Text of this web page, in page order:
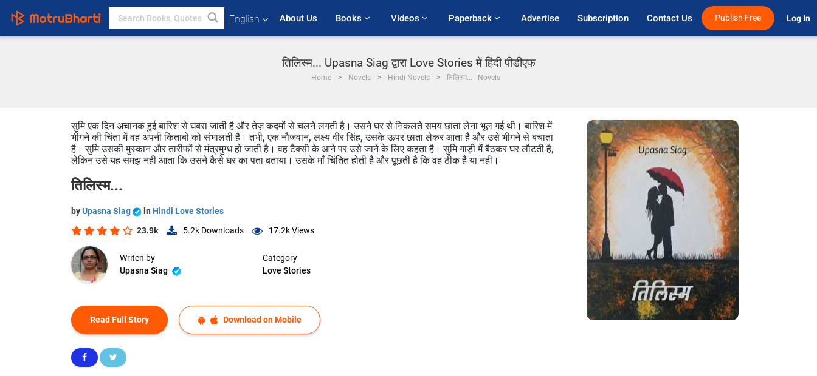
English About Us Books Videos Paperback Advertise Subscription Contact Us Publish Free Log In
तिलिस्म... Upasna Siag द्वारा Love Stories में हिंदी पीडीएफ
Home Novels Hindi Novels तिलिस्म... - Novels
सुमि एक दिन अचानक हुई बारिश से घबरा जाती है और तेज़ कदमों से चलने लगती है। उसने घर से निकलते समय छाता लेना भूल गई थी। बारिश में
भीगने की चिंता में वह अपनी किताबों को संभालती है। तभी, एक नौजवान, लक्ष्य वीर सिंह, उसके ऊपर छाता लेकर आता है और उसे भीगने से बचाता
है। सुमि उसकी मुस्कान और तारीफों से मंत्रमुग्ध हो जाती है। वह टैक्सी के आने पर उसे जाने के लिए कहता है। सुमि गाड़ी में बैठकर घर लौटती है,
लेकिन उसे यह समझ नहीं आता कि उसने कैसे घर का पता बताया। उसके माँ चिंतित होती है और पूछती है कि वह ठीक है या नहीं।
तिलिस्म...
byUpasna Siag in Hindi Love Stories
23.9k 5.2k Downloads 17.2kViews
Writen by
Upasna Siag
Category
Love Stories
Read Full Story Download on Mobile